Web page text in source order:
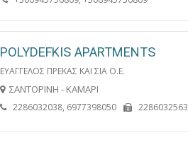
POLYDEFKIS APARTMENTS
ΕΥΑΓΓΕΛΟΣ ΠΡΕΚΑΣ ΚΑΙ ΣΙΑ Ο.Ε.
ΣΑΝΤΟΡΙΝΗ - ΚΑΜΑΡΙ
2286032038, 6977398050 2286032563